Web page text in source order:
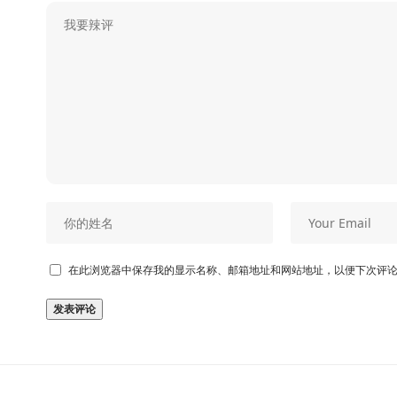
在此浏览器中保存我的显示名称、邮箱地址和网站地址，以便下次评论